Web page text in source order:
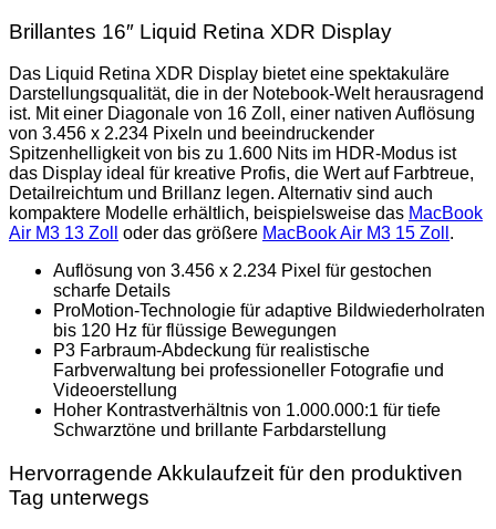
Brillantes 16″ Liquid Retina XDR Display
Das Liquid Retina XDR Display bietet eine spektakuläre
Darstellungsqualität, die in der Notebook-Welt herausragend
ist. Mit einer Diagonale von 16 Zoll, einer nativen Auflösung
von 3.456 x 2.234 Pixeln und beeindruckender
Spitzenhelligkeit von bis zu 1.600 Nits im HDR-Modus ist
das Display ideal für kreative Profis, die Wert auf Farbtreue,
Detailreichtum und Brillanz legen. Alternativ sind auch
kompaktere Modelle erhältlich, beispielsweise das MacBook
Air M3 13 Zoll
oder das größere MacBook Air M3 15 Zoll .
Auflösung von 3.456 x 2.234 Pixel für gestochen
scharfe Details
ProMotion-Technologie für adaptive Bildwiederholraten
bis 120 Hz für flüssige Bewegungen
P3 Farbraum-Abdeckung für realistische
Farbverwaltung bei professioneller Fotografie und
Videoerstellung
Hoher Kontrastverhältnis von 1.000.000:1 für tiefe
Schwarztöne und brillante Farbdarstellung
Hervorragende Akkulaufzeit für den produktiven
Tag unterwegs